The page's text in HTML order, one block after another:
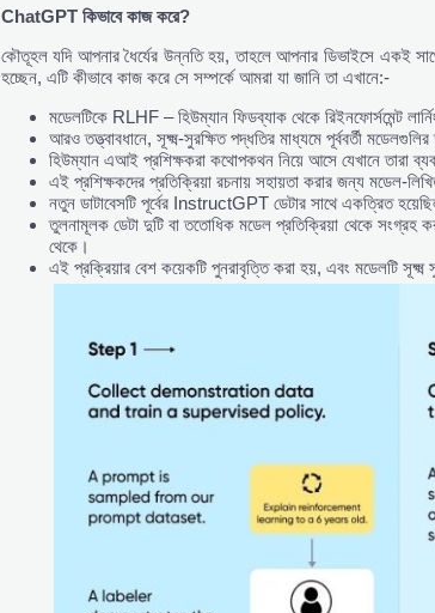
ChatGPT কিভাবেকাজকরে?
কৌতূহল যদি আপনার ধৈর্যের উন্নতি হয়, তাহলে আপনার ডিভাইসে একই
হচ্ছেন, এটি কীভাবে কাজ করে সে সম্পর্কে আমরা যা জানি তা এখানে:-
মডেলটিকে RLHF – হিউম্যান ফিডব্যাক থেকে রিইনফোর্সমেন্ট
আরও তত্ত্বাবধানে, সূক্ষ্ম-সুরক্ষিত পদ্ধতির মাধ্যমে পূর্ববর্তী
হিউম্যান এআই প্রশিক্ষকরা কথোপকথন নিয়ে আসে যেখানে তারা
এই প্রশিক্ষকদের প্রতিক্রিয়া রচনায় সহায়তা করার জন্য মডেল-
নতুন ডাটাবেসটি পূর্বের InstructGPT ডেটার সাথে একত্রিত
তুলনামূলক ডেটা দুটি বা ততোধিক মডেল প্রতিক্রিয়া থেকে
থেকে।
এই প্রক্রিয়ার বেশ কয়েকটি পুনরাবৃত্তি করা হয়, এবং মডেলটি